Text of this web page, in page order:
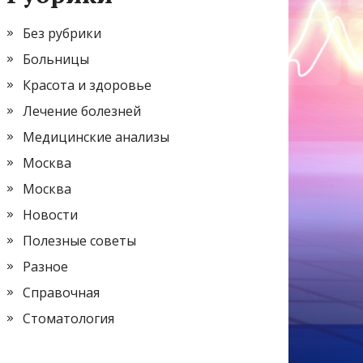
Без рубрики
Больницы
Красота и здоровье
Лечение болезней
Медицинские анализы
Москва
Москва
Новости
Полезные советы
Разное
Справочная
Стоматология